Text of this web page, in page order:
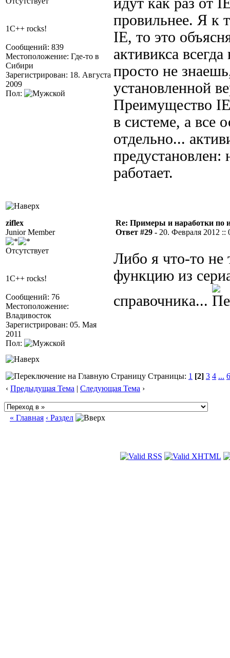
1C++ rocks!
Сообщений: 839
Местоположение: Где-то в
Сибири
Зарегистрирован: 18. Августа
2009
Пол:
провильнее. Я к
IE, то это
активикса
просто не
установленной
Преимущество IE
в системе, а все
отдельно...
предустановлен:
работает.
ziflex
Junior Member
Отсутствует
1C++ rocks!
Сообщений: 76
Местоположение:
Владивосток
Зарегистрирован: 05. Мая
2011
Пол:
Re: Примеры и наработки по
Ответ #29 - 20. Февраля 2012 ::
Либо я что-то не
функцию из
справочника...
Страницы: 1 [2] 3 4 ... 6
‹ Предыдущая Тема | Следующая Тема ›
« Главная ‹ Раздел